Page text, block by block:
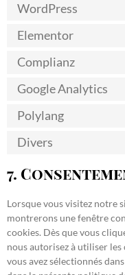
WordPress
Elementor
Complianz
Google Analytics
Polylang
Divers
7.
Lorsque vous visitez notre
montrerons une fenêtre
cookies. Dès que vous
nous autorisez à utiliser les
vous avez sélectionnés